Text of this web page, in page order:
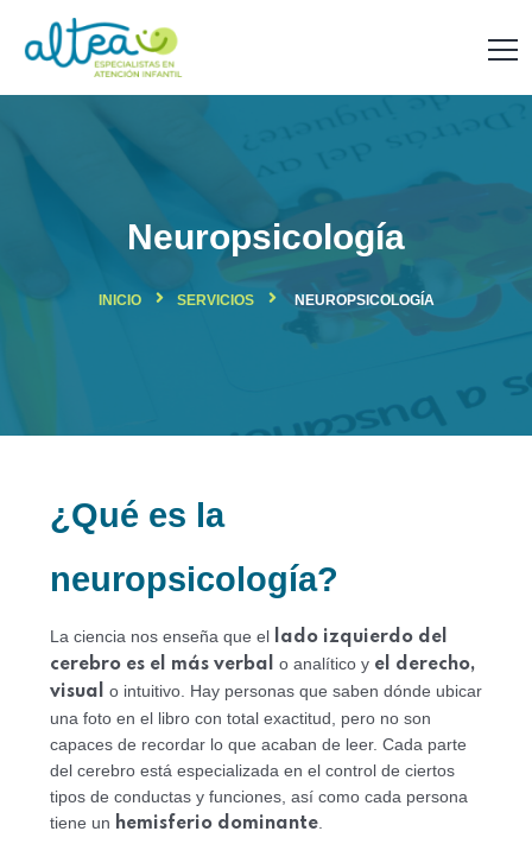
Neuropsicología
INICIO SERVICIOS NEUROPSICOLOGÍA
¿Qué es la
neuropsicología?
La ciencia nos enseña que el
lado izquierdo del
cerebro es el más verbal
o analítico y el derecho,
visual
o intuitivo. Hay personas que saben dónde ubicar
una foto en el libro con total exactitud, pero no son
capaces de recordar lo que acaban de leer. Cada parte
del cerebro está especializada en el control de ciertos
tipos de conductas y funciones, así como cada persona
tiene un hemisferio dominante